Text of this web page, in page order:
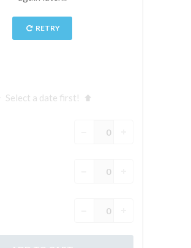
Vasari Corridor
Santa Croce
buchen